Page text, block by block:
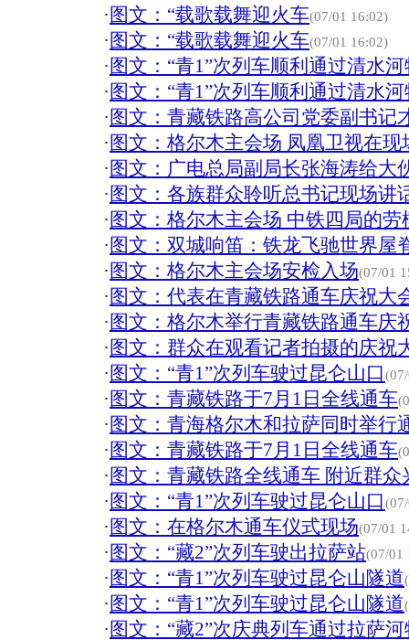
· 图文：“载歌载舞迎火车(07/01 16:02)
· 图文：“载歌载舞迎火车(07/01 16:02)
· 图文：“青1”次列车顺利通过清水
· 图文：“青1”次列车顺利通过清水
· 图文：青藏铁路高公司党委副书记
· 图文：格尔木主会场 凤凰卫视在现
· 图文：广电总局副局长张海涛给大
· 图文：各族群众聆听总书记现场讲
· 图文：格尔木主会场 中铁四局的劳
· 图文：双城响笛：铁龙飞驰世界屋
· 图文：格尔木主会场安检入场(07/01
· 图文：代表在青藏铁路通车庆祝大
· 图文：格尔木举行青藏铁路通车庆
· 图文：群众在观看记者拍摄的庆祝
· 图文：“青1”次列车驶过昆仑山口
· 图文：青藏铁路于7月1日全线通车
· 图文：青海格尔木和拉萨同时举行
· 图文：青藏铁路于7月1日全线通车
· 图文：青藏铁路全线通车 附近群众
· 图文：“青1”次列车驶过昆仑山口
· 图文：在格尔木通车仪式现场(07/01
· 图文：“藏2”次列车驶出拉萨站(07/01
· 图文：“青1”次列车驶过昆仑山隧道
· 图文：“青1”次列车驶过昆仑山隧道
· 图文：“藏2”次庆典列车通过拉萨